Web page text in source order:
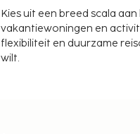
Kies uit een breed scala
vakantiewoningen en
flexibiliteit en duurzame
wilt.